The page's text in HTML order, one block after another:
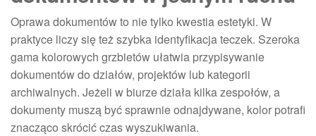
Oprawa dokumentów to nie tylko kwestia estetyki. W
praktyce liczy się też szybka identyfikacja teczek. Szeroka
gama kolorowych grzbietów ułatwia przypisywanie
dokumentów do działów, projektów lub kategorii
archiwalnych. Jeżeli w biurze działa kilka zespołów, a
dokumenty muszą być sprawnie odnajdywane, kolor potrafi
znacząco skrócić czas wyszukiwania.